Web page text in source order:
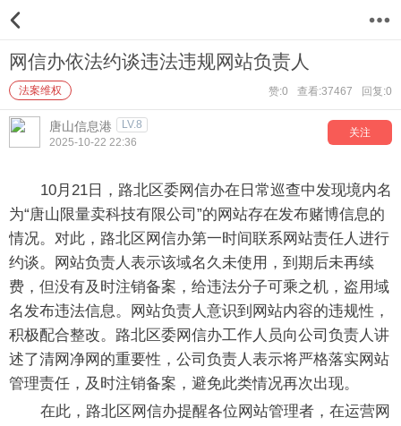
网信办依法约谈违法违规网站负责人
法案维权 赞:0 查看:37467 回复:0
唐山信息港 LV.8
关注
2025-10-22 22:36
10月21日，路北区委网信办在日常巡查中发现境内名
为“唐山限量卖科技有限公司”的网站存在发布赌博信息的
情况。对此，路北区网信办第一时间联系网站责任人进行
约谈。网站负责人表示该域名久未使用，到期后未再续
费，但没有及时注销备案，给违法分子可乘之机，盗用域
名发布违法信息。网站负责人意识到网站内容的违规性，
积极配合整改。路北区委网信办工作人员向公司负责人讲
述了清网净网的重要性，公司负责人表示将严格落实网站
管理责任，及时注销备案，避免此类情况再次出现。
在此，路北区网信办提醒各位网站管理者，在运营网